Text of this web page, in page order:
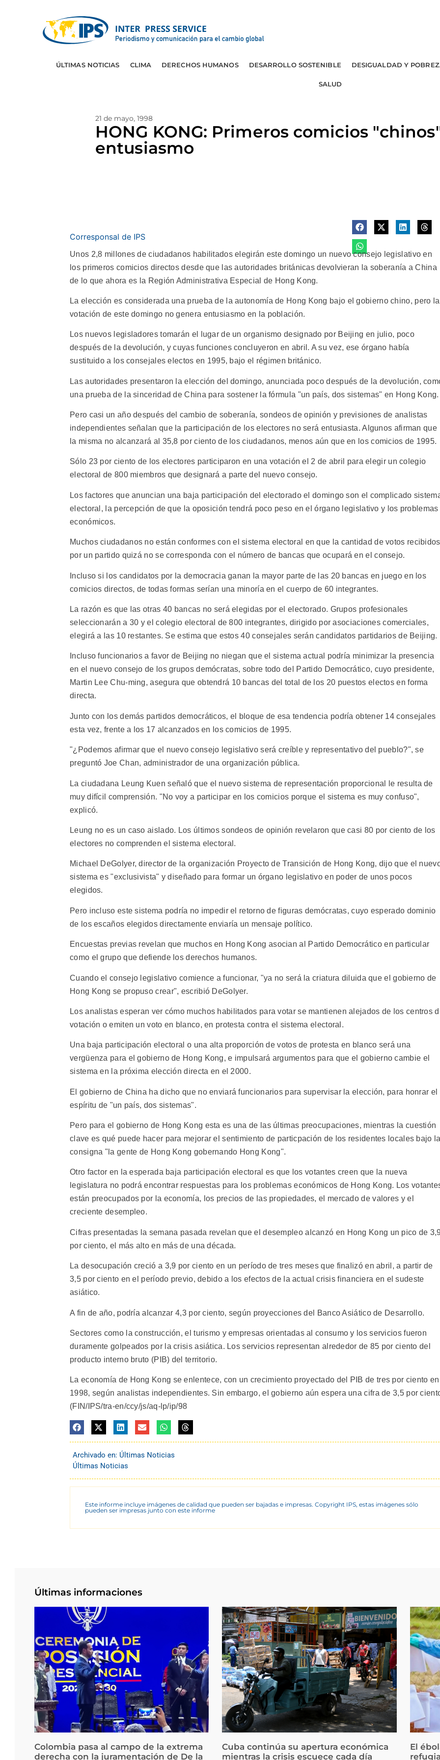
ÚLTIMAS NOTICIAS CLIMA DERECHOS HUMANOS DESARROLLO SOSTENIBLE DESIGUALDAD Y
SALUD
21 de mayo, 1998
HONG KONG: Primeros comicios
entusiasmo
Corresponsal de IPS
Unos 2,8 millones de ciudadanos habilitados elegirán este domingo un nuevo consejo legislativo en
los primeros comicios directos desde que las autoridades británicas devolvieran la soberanía a China
de lo que ahora es la Región Administrativa Especial de Hong Kong.
La elección es considerada una prueba de la autonomía de Hong Kong bajo el gobierno chino, pero la
votación de este domingo no genera entusiasmo en la población.
Los nuevos legisladores tomarán el lugar de un organismo designado por Beijing en julio, poco
después de la devolución, y cuyas funciones concluyeron en abril. A su vez, ese órgano había
sustituido a los consejales electos en 1995, bajo el régimen británico.
Las autoridades presentaron la elección del domingo, anunciada poco después de la devolución,
una prueba de la sinceridad de China para sostener la fórmula "un país, dos sistemas" en Hong Kong.
Pero casi un año después del cambio de soberanía, sondeos de opinión y previsiones de analistas
independientes señalan que la participación de los electores no será entusiasta. Algunos afirman que
la misma no alcanzará al 35,8 por ciento de los ciudadanos, menos aún que en los comicios de 1995.
Sólo 23 por ciento de los electores participaron en una votación el 2 de abril para elegir un colegio
electoral de 800 miembros que designará a parte del nuevo consejo.
Los factores que anuncian una baja participación del electorado el domingo son el complicado
electoral, la percepción de que la oposición tendrá poco peso en el órgano legislativo y los problemas
económicos.
Muchos ciudadanos no están conformes con el sistema electoral en que la cantidad de votos recibidos
por un partido quizá no se corresponda con el número de bancas que ocupará en el consejo.
Incluso si los candidatos por la democracia ganan la mayor parte de las 20 bancas en juego en los
comicios directos, de todas formas serían una minoría en el cuerpo de 60 integrantes.
La razón es que las otras 40 bancas no será elegidas por el electorado. Grupos profesionales
seleccionarán a 30 y el colegio electoral de 800 integrantes, dirigido por asociaciones comerciales,
elegirá a las 10 restantes. Se estima que estos 40 consejales serán candidatos partidarios de Beijing.
Incluso funcionarios a favor de Beijing no niegan que el sistema actual podría minimizar la presencia
en el nuevo consejo de los grupos demócratas, sobre todo del Partido Democrático, cuyo presidente,
Martin Lee Chu-ming, asegura que obtendrá 10 bancas del total de los 20 puestos electos en forma
directa.
Junto con los demás partidos democráticos, el bloque de esa tendencia podría obtener 14 consejales
esta vez, frente a los 17 alcanzados en los comicios de 1995.
"¿Podemos afirmar que el nuevo consejo legislativo será creíble y representativo del pueblo?", se
preguntó Joe Chan, administrador de una organización pública.
La ciudadana Leung Kuen señaló que el nuevo sistema de representación proporcional le resulta de
muy difícil comprensión. "No voy a participar en los comicios porque el sistema es muy confuso",
explicó.
Leung no es un caso aislado. Los últimos sondeos de opinión revelaron que casi 80 por ciento de los
electores no comprenden el sistema electoral.
Michael DeGolyer, director de la organización Proyecto de Transición de Hong Kong, dijo que el
sistema es "exclusivista" y diseñado para formar un órgano legislativo en poder de unos pocos
elegidos.
Pero incluso este sistema podría no impedir el retorno de figuras demócratas, cuyo esperado dominio
de los escaños elegidos directamente enviaría un mensaje político.
Encuestas previas revelan que muchos en Hong Kong asocian al Partido Democrático en particular
como el grupo que defiende los derechos humanos.
Cuando el consejo legislativo comience a funcionar, "ya no será la criatura diluida que el gobierno de
Hong Kong se propuso crear", escribió DeGolyer.
Los analistas esperan ver cómo muchos habilitados para votar se mantienen alejados de los centros
votación o emiten un voto en blanco, en protesta contra el sistema electoral.
Una baja participación electoral o una alta proporción de votos de protesta en blanco será una
vergüenza para el gobierno de Hong Kong, e impulsará argumentos para que el gobierno cambie el
sistema en la próxima elección directa en el 2000.
El gobierno de China ha dicho que no enviará funcionarios para supervisar la elección, para honrar el
espíritu de "un país, dos sistemas".
Pero para el gobierno de Hong Kong esta es una de las últimas preocupaciones, mientras la cuestión
clave es qué puede hacer para mejorar el sentimiento de particpación de los residentes locales bajo
consigna "la gente de Hong Kong gobernando Hong Kong".
Otro factor en la esperada baja participación electoral es que los votantes creen que la nueva
legislatura no podrá encontrar respuestas para los problemas económicos de Hong Kong. Los
están preocupados por la economía, los precios de las propiedades, el mercado de valores y el
creciente desempleo.
Cifras presentadas la semana pasada revelan que el desempleo alcanzó en Hong Kong un pico de
por ciento, el más alto en más de una década.
La desocupación creció a 3,9 por ciento en un período de tres meses que finalizó en abril, a partir de
3,5 por ciento en el período previo, debido a los efectos de la actual crisis financiera en el sudeste
asiático.
A fin de año, podría alcanzar 4,3 por ciento, según proyecciones del Banco Asiático de Desarrollo.
Sectores como la construcción, el turismo y empresas orientadas al consumo y los servicios fueron
duramente golpeados por la crisis asiática. Los servicios representan alrededor de 85 por ciento del
producto interno bruto (PIB) del territorio.
La economía de Hong Kong se enlentece, con un crecimiento proyectado del PIB de tres por ciento en
1998, según analistas independientes. Sin embargo, el gobierno aún espera una cifra de 3,5 por
(FIN/IPS/tra-en/ccy/js/aq-lp/ip/98
Archivado en: Últimas Noticias
Últimas Noticias
Este informe incluye imágenes de calidad que pueden ser bajadas e impresas. Copyright IPS, estas imágenes sólo
pueden ser impresas junto con este informe
Últimas informaciones
Colombia pasa al campo de la extrema
derecha con la juramentación de De la
Cuba continúa su apertura económica
mientras la crisis escuece cada día
El